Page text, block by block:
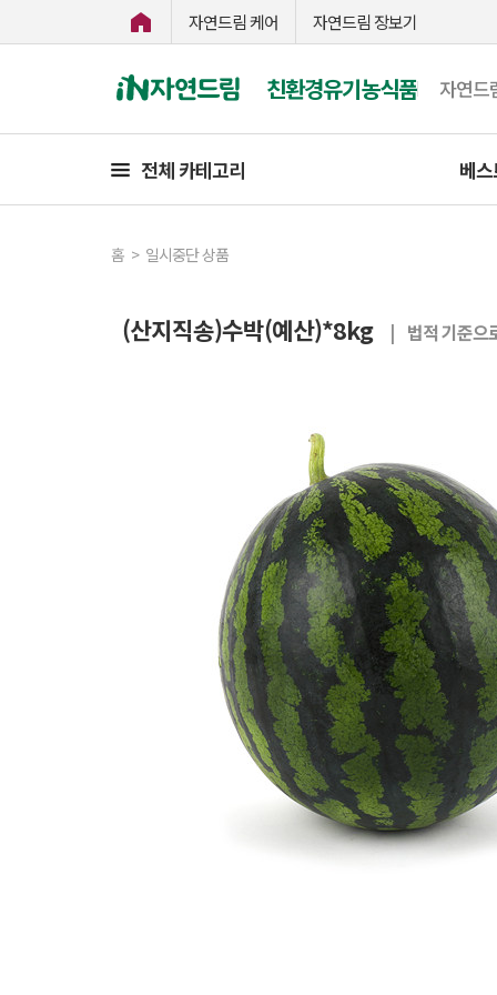
자연드림 케어 자연드림 장보기
친환경유기농식품 자연드
전체 카테고리 베
홈 > 일시중단 상품
(산지직송)수박(예산)*8kg | 법적 기준으